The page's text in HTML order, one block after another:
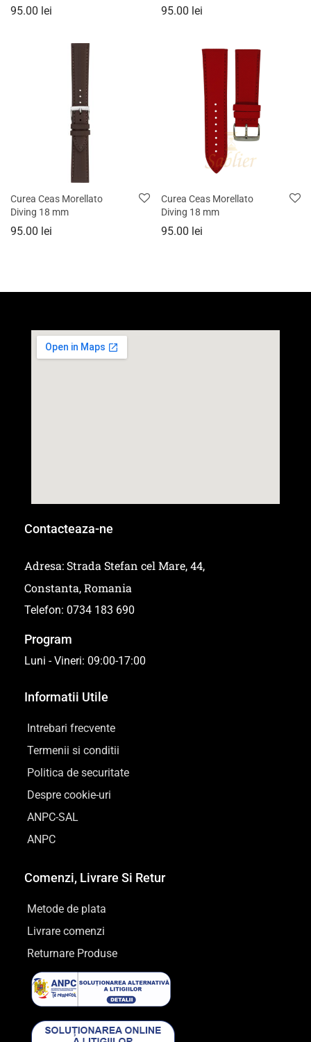
95.00 lei 95.00 lei
Curea Ceas Morellato
Diving 18 mm
95.00 lei
Curea Ceas Morellato
Diving 18 mm
95.00 lei
Contacteaza-ne
Adresa: Strada Stefan cel Mare, 44,
Constanta, Romania
Telefon: 0734 183 690
Program
Luni - Vineri: 09:00-17:00
Informatii Utile
Intrebari frecvente
Termenii si conditii
Politica de securitate
Despre cookie-uri
ANPC-SAL
ANPC
Comenzi, Livrare Si Retur
Metode de plata
Livrare comenzi
Returnare Produse